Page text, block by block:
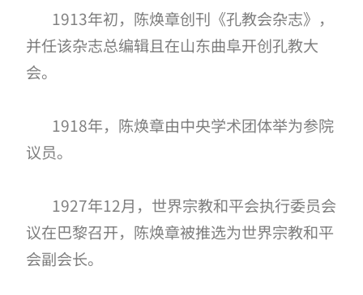
1913年初，陈焕章创刊《孔教会杂志》，
并任该杂志总编辑且在山东曲阜开创孔教大
会。
1918年，陈焕章由中央学术团体举为参院
议员。
1927年12月，世界宗教和平会执行委员会
议在巴黎召开，陈焕章被推选为世界宗教和平
会副会长。